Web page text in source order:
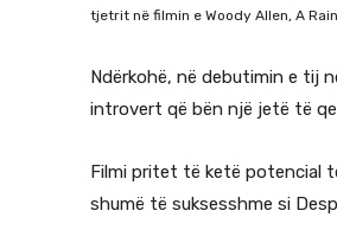
tjetrit në filmin e Woody Allen, A
Ndërkohë, në debutimin e tij
introvert që bën një jetë të
Filmi pritet të ketë potencial
shumë të suksesshme si